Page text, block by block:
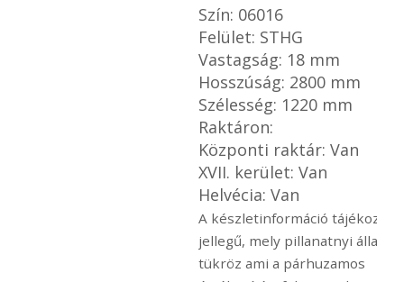
Szín: 06016
Felület: STHG
Vastagság: 18 mm
Hosszúság: 2800 mm
Szélesség: 1220 mm
Raktáron:
Központi raktár: Van
XVII. kerület: Van
Helvécia: Van
A készletinformáció
jellegű, mely pillanatnyi
tükröz ami a párhuzamos